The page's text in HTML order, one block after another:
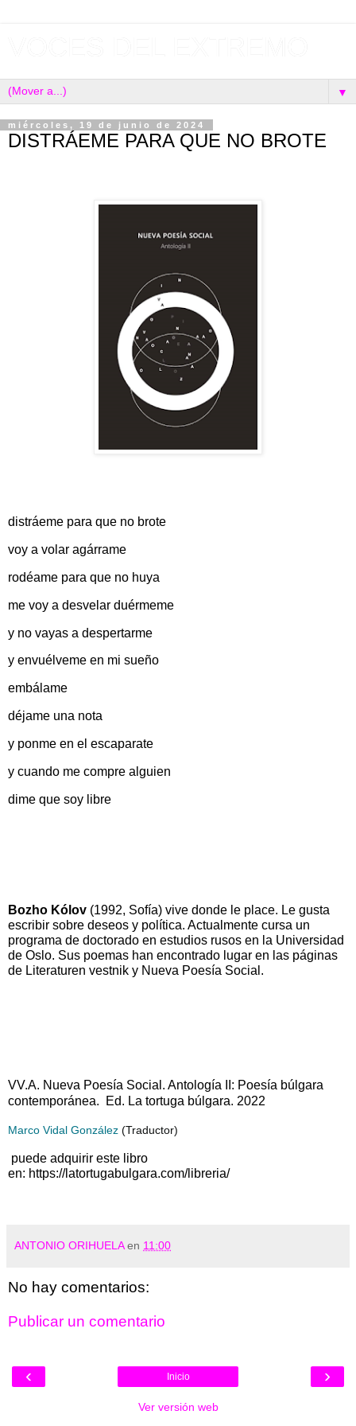
▼
miércoles, 19 de junio de 2024
DISTRÁEME PARA QUE NO BROTE
distráeme para que no brote
voy a volar agárrame
rodéame para que no huya
me voy a desvelar duérmeme
y no vayas a despertarme
y envuélveme en mi sueño
embálame
déjame una nota
y ponme en el escaparate
y cuando me compre alguien
dime que soy libre
Bozho Kólov (1992, Sofía) vive donde le place. Le gusta
escribir sobre deseos y política. Actualmente cursa un
programa de doctorado en estudios rusos en la Universidad
de Oslo. Sus poemas han encontrado lugar en las páginas
de Literaturen vestnik y Nueva Poesía Social.
VV.A. Nueva Poesía Social. Antología II: Poesía búlgara
contemporánea. Ed. La tortuga búlgara. 2022
Marco Vidal González (Traductor)
puede adquirir este libro
en: https://latortugabulgara.com/libreria/
ANTONIO ORIHUELA en 11:00
No hay comentarios:
Publicar un comentario
‹ ›
Inicio
Ver versión web